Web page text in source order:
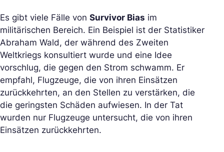
Es gibt viele Fälle von Survivor Bias im
militärischen Bereich. Ein Beispiel ist der Statistiker
Abraham Wald, der während des Zweiten
Weltkriegs konsultiert wurde und eine Idee
vorschlug, die gegen den Strom schwamm. Er
empfahl, Flugzeuge, die von ihren Einsätzen
zurückkehrten, an den Stellen zu verstärken, die
die geringsten Schäden aufwiesen. In der Tat
wurden nur Flugzeuge untersucht, die von ihren
Einsätzen zurückkehrten.